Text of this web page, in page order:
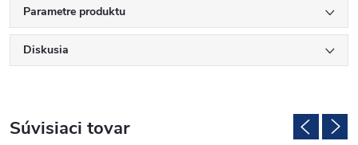
Parametre produktu
Diskusia
Súvisiaci tovar